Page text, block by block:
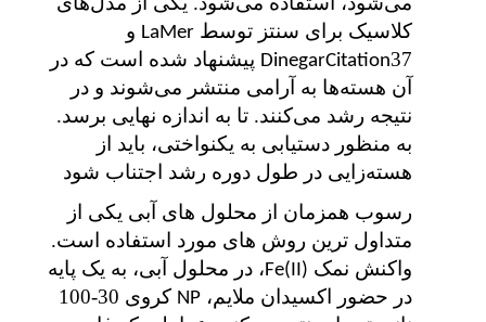
کلاسیک برای سنتز توسطLaMer و
DinegarCitation 37 پیشنهاد شده است که در
آن هسته‌ها به آرامی منتشر می‌شوند و در
نتیجه رشد می‌کنند. تا به اندازه نهایی برسد.
به منظور دستیابی به یکنواختی، باید از
هسته‌زایی در طول دوره رشد اجتناب شود
رسوب همزمان از محلول های آبی یکی از
متداول ترین روش های مورد استفاده است.
واکنش نمک Fe(II)، در محلول آبی، به یک پایه
در حضور اکسیدان ملایم،NP
کروی 30-100